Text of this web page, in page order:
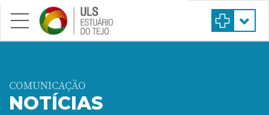
Saltar para conteúdo principal
COMUNICAÇÃO
NOTÍCIAS